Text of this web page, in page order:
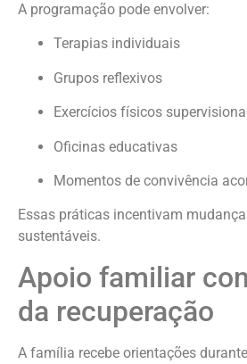
A programação pode envolver:
Terapias individuais
Grupos reflexivos
Exercícios físicos
Oficinas educativas
Momentos de convivência
Essas práticas incentivam
sustentáveis.
Apoio familiar
da recuperação
A família recebe orientações